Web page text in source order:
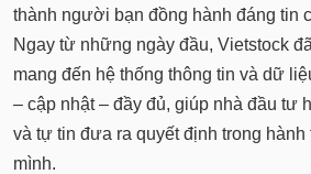
thành người bạn đồng hành đáng tin
Ngay từ những ngày đầu, Vietstock
mang đến hệ thống thông tin và dữ
– cập nhật – đầy đủ, giúp nhà đầu tư
và tự tin đưa ra quyết định trong hành
mình.